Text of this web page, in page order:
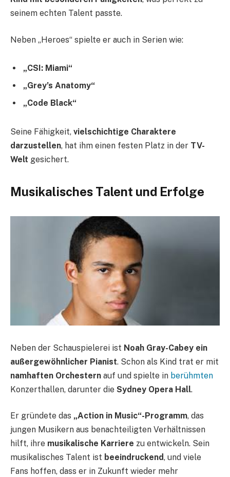
seinem echten Talent passte.
Neben „Heroes“ spielte er auch in Serien wie:
„CSI: Miami“
„Grey’s Anatomy“
„Code Black“
Seine Fähigkeit, vielschichtige Charaktere
darzustellen, hat ihm einen festen Platz in der TV-
Welt gesichert.
Musikalisches Talent und Erfolge
Neben der Schauspielerei ist Noah Gray-Cabey ein
außergewöhnlicher Pianist. Schon als Kind trat er mit
namhaften Orchestern auf und spielte in berühmten
Konzerthallen, darunter die Sydney Opera Hall.
Er gründete das „Action in Music“-Programm, das
jungen Musikern aus benachteiligten Verhältnissen
hilft, ihre musikalische Karriere zu entwickeln. Sein
musikalisches Talent ist beeindruckend, und viele
Fans hoffen, dass er in Zukunft wieder mehr